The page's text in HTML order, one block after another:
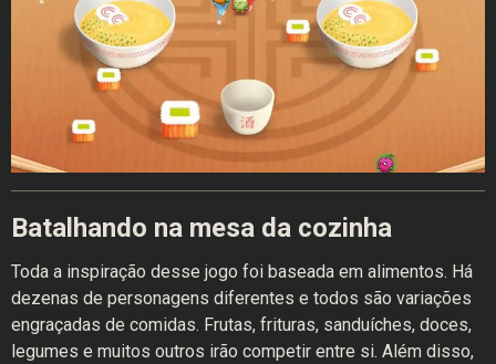
Batalhando na mesa da cozinha
Toda a inspiração desse jogo foi baseada em alimentos. Há
dezenas de personagens diferentes e todos são variações
engraçadas de comidas. Frutas, frituras, sanduíches, doces,
legumes e muitos outros irão competir entre si. Além disso,